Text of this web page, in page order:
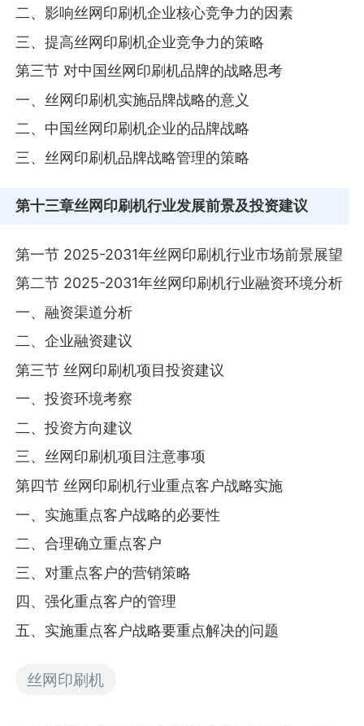
二、影响丝网印刷机企业核心竞争力的因素
三、提高丝网印刷机企业竞争力的策略
第三节 对中国丝网印刷机品牌的战略思考
一、丝网印刷机实施品牌战略的意义
二、中国丝网印刷机企业的品牌战略
三、丝网印刷机品牌战略管理的策略
第十三章丝网印刷机行业发展前景及投资建议
第一节 2025-2031年丝网印刷机行业市场前景展望
第二节 2025-2031年丝网印刷机行业融资环境分析
一、融资渠道分析
二、企业融资建议
第三节 丝网印刷机项目投资建议
一、投资环境考察
二、投资方向建议
三、丝网印刷机项目注意事项
第四节 丝网印刷机行业重点客户战略实施
一、实施重点客户战略的必要性
二、合理确立重点客户
三、对重点客户的营销策略
四、强化重点客户的管理
五、实施重点客户战略要重点解决的问题
丝网印刷机